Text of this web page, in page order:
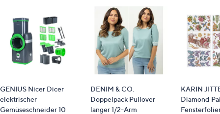
dunkeljeansblau: 46 % Baumwolle, 44 % Viskose,
8 % Polyester, 2 % Elasthan
dunkeljeansschwarz: 50 % Baumwolle, 40 %
Lyocell, 7 % Elastomultiester, 3 % Elasthan
Pflege
Maschinenwäsche
GENIUS Nicer Dicer
elektrischer
Gemüseschneider 10
DENIM & CO.
Doppelpack Pullover
langer 1/2-Arm
KARIN
Diamond